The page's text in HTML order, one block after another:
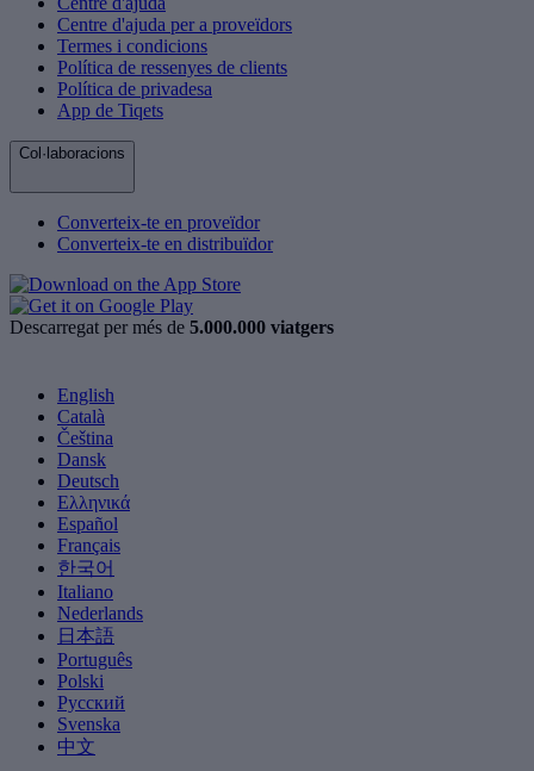
Centre d'ajuda per a proveïdors
Termes i condicions
Política de ressenyes de clients
Política de privadesa
App de Tiqets
Col·laboracions
Converteix-te en proveïdor
Converteix-te en distribuïdor
Descarregat per més de 5.000.000 viatgers
English
Català
Čeština
Dansk
Deutsch
Ελληνικά
Español
Français
한국어
Italiano
Nederlands
日本語
Português
Polski
Русский
Svenska
中文